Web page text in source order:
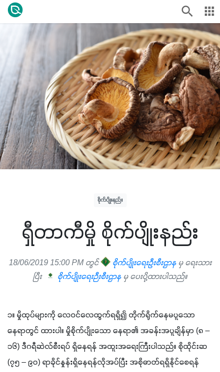
စိုက်ပျိုးနည်း
ရှီတာကီမှို စိုက်ပျိုးနည်း
18/06/2019 15:00 PM တွင် စိုက်ပျိုးရေးဦးစီးဌာနမှ ရေးသား
ပြီး
စိုက်ပျိုးရေးဉီးစီးဌာန မှ ပေးပို့ထားပါသည်။
၁။ မှိုထုပ်များကို လေဝင်လေထွက်ရရှိ၍ တိုက်ရိုက်နေမပူသော
နေရာတွင် ထားပါ။ မှိုစိုက်ပျိုးသော နေရာ၏ အခန်းအပူချိန်မှာ (၈ –
၁၆) ဒီဂရီဆဲလ်စီးရပ် ရှိနေရန် အထူးအရေးကြီးပါသည်။ စိုထိုင်းဆ
(၇၅ – ၉၀) ရာခိုင်နှုန်းရှိနေရန်လိုအပ်ပြီး အစိုဓာတ်ရရှိနိုင်စေရန်